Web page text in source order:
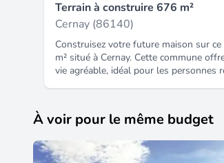
Terrain à construire 676 m²
Cernay (86140)
Construisez votre future maison sur
m² situé à Cernay. Cette commune
vie agréable, idéal pour les personnes
projet de construction personnalisé
taille humaine, tout en bénéficiant de la
Contactez-nous pour étudier
À voir pour le même budget